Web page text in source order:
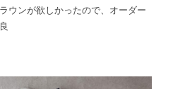
ウンが欲しかったので、オーダー